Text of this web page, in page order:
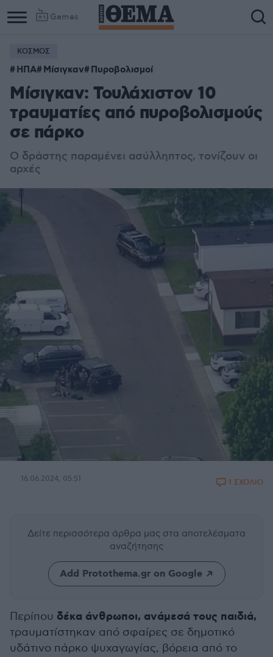
Games
ΚΟΣΜΟΣ
ΗΠΑ Μίσιγκαν Πυροβολισμοί
Μίσιγκαν: Τουλάχιστον 10
τραυματίες από πυροβολισμούς
σε πάρκο
Ο δράστης παραμένει ασύλληπτος, τονίζουν οι
αρχές
16.06.2024, 05:51 1 ΣΧΟΛΙΟ
Δείτε περισσότερα άρθρα μας στα αποτελέσματα
αναζήτησης
Add Protothema.gr on Google
Περίπου δέκα άνθρωποι, ανάμεσά τους παιδιά,
τραυματίστηκαν από σφαίρες σε δημοτικό
υδάτινο πάρκο ψυχαγωγίας, βόρεια από το